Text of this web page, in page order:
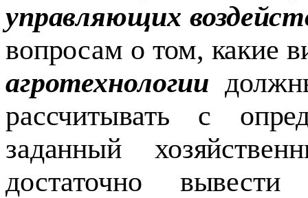
управляющих
вопросам о том, какие
агротехнологии
рассчитывать с
заданный
достаточно